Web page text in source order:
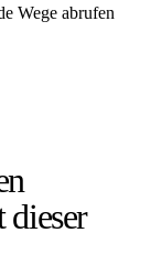
Wege abrufen